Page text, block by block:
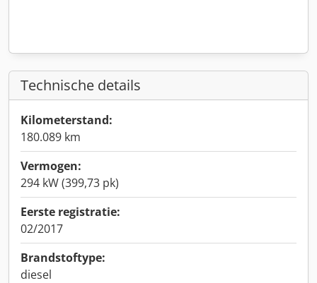
Technische details
Kilometerstand:
180.089 km
Vermogen:
294 kW (399,73 pk)
Eerste registratie:
02/2017
Brandstoftype:
diesel